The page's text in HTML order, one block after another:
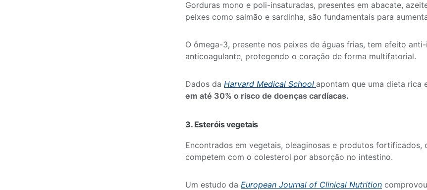
Gorduras mono e poli-insaturadas, presentes em abacate,
peixes como salmão e sardinha, são fundamentais para
O ômega-3, presente nos peixes de águas frias, tem efeito
anticoagulante, protegendo o coração de forma multifatorial.
Dados da Harvard Medical School apontam que uma dieta rica
em até 30% o risco de doenças cardíacas.
3. Esteróis vegetais
Encontrados em vegetais, oleaginosas e produtos fortificados,
competem com o colesterol por absorção no intestino.
Um estudo da European Journal of Clinical Nutrition